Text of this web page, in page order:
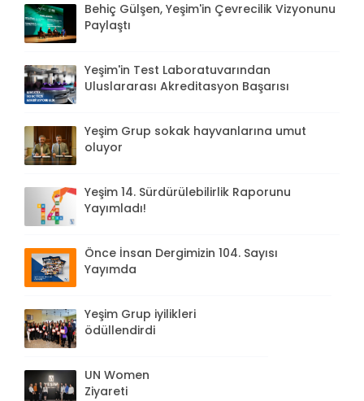
Behiç Gülşen, Yeşim'in Çevrecilik Vizyonunu
Paylaştı
Yeşim'in Test Laboratuvarından
Uluslararası Akreditasyon Başarısı
Yeşim Grup sokak hayvanlarına umut
oluyor
Yeşim 14. Sürdürülebilirlik Raporunu
Yayımladı!
Önce İnsan Dergimizin 104. Sayısı
Yayımda
Yeşim Grup iyilikleri
ödüllendirdi
UN Women
Ziyareti